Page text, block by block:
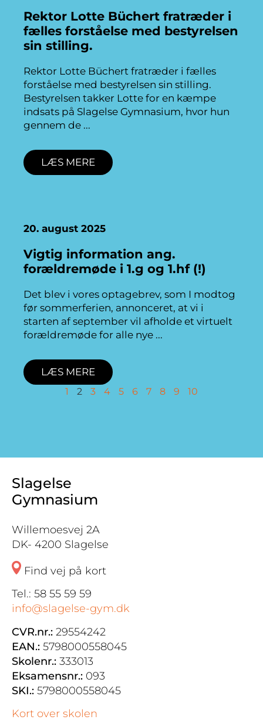
Rektor Lotte Büchert fratræder i
fælles forståelse med bestyrelsen
sin stilling.
Rektor Lotte Büchert fratræder i fælles
forståelse med bestyrelsen sin stilling.
Bestyrelsen takker Lotte for en kæmpe
indsats på Slagelse Gymnasium, hvor hun
gennem de
LÆS MERE
Vigtig information ang.
forældremøde i 1.g og 1.hf (!)
20. august 2025
Det blev i vores optagebrev, som I modtog
før sommerferien, annonceret, at vi i
starten af september vil afholde et virtuelt
forældremøde for alle nye
LÆS MERE
1 2 3 4 5 6 7 8 9 10
Slagelse
Gymnasium
Willemoesvej 2A
DK- 4200 Slagelse
Find vej på kort
Tel.: 58 55 59 59
info@slagelse-gym.dk
CVR.nr.: 29554242
EAN.: 5798000558045
Skolenr.: 333013
Eksamensnr.: 093
SKI.: 5798000558045
Kort over skolen